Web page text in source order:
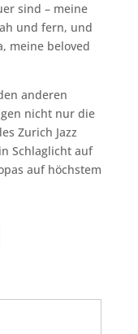
sind – meine
und fern, und
meine beloved
anderen
nicht nur die
Zurich Jazz
Schlaglicht auf
auf höchstem